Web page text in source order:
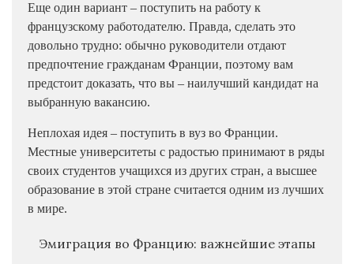
Еще один вариант – поступить на работу к
французскому работодателю. Правда, сделать это
довольно трудно: обычно руководители отдают
предпочтение гражданам Франции, поэтому вам
предстоит доказать, что вы – наилучший кандидат на
выбранную вакансию.
Неплохая идея – поступить в вуз во Франции.
Местные университеты с радостью принимают в ряды
своих студентов учащихся из других стран, а высшее
образование в этой стране считается одним из лучших
в мире.
Эмиграция во Францию: важнейшие этапы